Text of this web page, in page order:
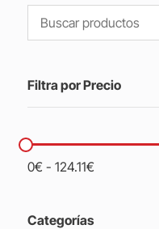
Filtra por Precio
0€- 124.11€
Categorías